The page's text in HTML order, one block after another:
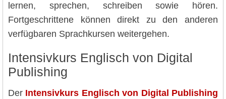
lernen, sprechen, schreiben sowie hören.
Fortgeschrittene können direkt zu den anderen
verfügbaren Sprachkursen weitergehen.
Intensivkurs Englisch von Digital
Publishing
Der Intensivkurs Englisch von Digital Publishing